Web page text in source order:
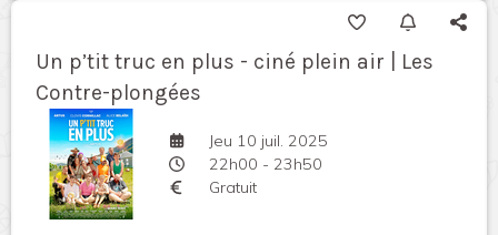
Un p’tit truc en plus - ciné plein air | Les
Contre-plongées
Jeu 10 juil. 2025
22h00 - 23h50
Gratuit